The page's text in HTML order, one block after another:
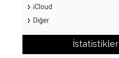
iCloud
Diğer
İstatistikler